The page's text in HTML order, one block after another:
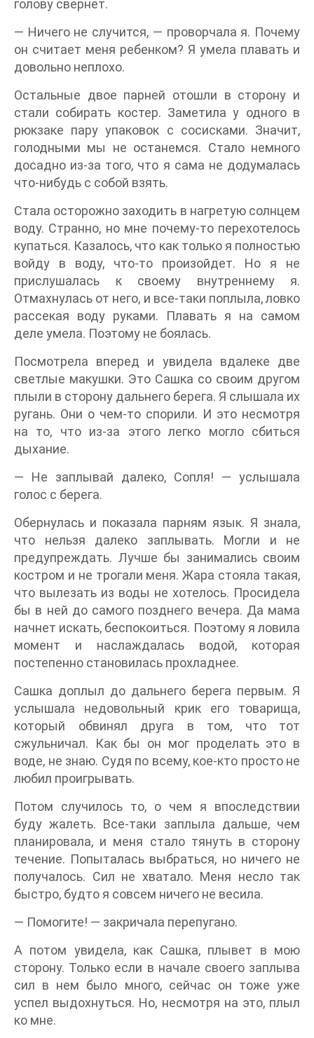
голову свернет.
— Ничего не случится, — проворчала я. Почему
он считает меня ребенком? Я умела плавать и
довольно неплохо.
Остальные двое парней отошли в сторону и
стали собирать костер. Заметила у одного в
рюкзаке пару упаковок с сосисками. Значит,
голодными мы не останемся. Стало немного
досадно из-за того, что я сама не додумалась
что-нибудь с собой взять.
Стала осторожно заходить в нагретую солнцем
воду. Странно, но мне почему-то перехотелось
купаться. Казалось, что как только я полностью
войду в воду, что-то произойдет. Но я не
прислушалась к своему внутреннему я.
Отмахнулась от него, и все-таки поплыла, ловко
рассекая воду руками. Плавать я на самом
деле умела. Поэтому не боялась.
Посмотрела вперед и увидела вдалеке две
светлые макушки. Это Сашка со своим другом
плыли в сторону дальнего берега. Я слышала их
ругань. Они о чем-то спорили. И это несмотря
на то, что из-за этого легко могло сбиться
дыхание.
— Не заплывай далеко, Сопля! — услышала
голос с берега.
Обернулась и показала парням язык. Я знала,
что нельзя далеко заплывать. Могли и не
предупреждать. Лучше бы занимались своим
костром и не трогали меня. Жара стояла такая,
что вылезать из воды не хотелось. Просидела
бы в ней до самого позднего вечера. Да мама
начнет искать, беспокоиться. Поэтому я ловила
момент и наслаждалась водой, которая
постепенно становилась прохладнее.
Сашка доплыл до дальнего берега первым. Я
услышала недовольный крик его товарища,
который обвинял друга в том, что тот
сжульничал. Как бы он мог проделать это в
воде, не знаю. Судя по всему, кое-кто просто не
любил проигрывать.
Потом случилось то, о чем я впоследствии
буду жалеть. Все-таки заплыла дальше, чем
планировала, и меня стало тянуть в сторону
течение. Попыталась выбраться, но ничего не
получалось. Сил не хватало. Меня несло так
быстро, будто я совсем ничего не весила.
— Помогите! — закричала перепугано.
А потом увидела, как Сашка, плывет в мою
сторону. Только если в начале своего заплыва
сил в нем было много, сейчас он тоже уже
успел выдохнуться. Но, несмотря на это, плыл
ко мне.